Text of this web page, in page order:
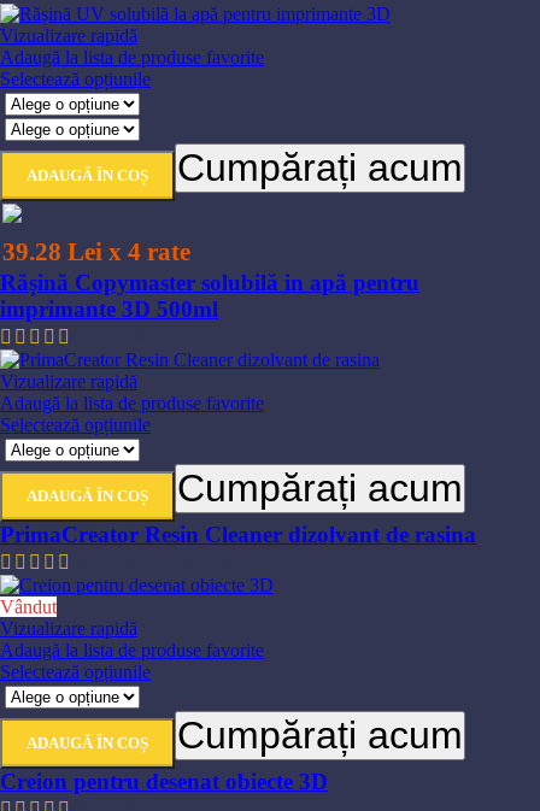
pagina
Vizualizare rapidă
Adaugă la lista de produse favorite
Selectează opțiunileAcest
mai
multe
variații.
Opțiunile
fi
alese
în
pagina
ADAUGĂ ÎN COȘ Cumpărați acum
39.28 Lei x 4 rate
Rășină Copymaster solubilă in apă pentru
imprimante 3D 500ml
Vizualizare rapidă
Adaugă la lista de produse favorite
Selectează opțiunileAcest
are
multe
variații.
fi
pagina
produsului.
ADAUGĂ ÎN COȘ Cumpărați acum
PrimaCreator Resin Cleaner dizolvant de rasina
de
prețuri:
până
la
Vândut
Vizualizare rapidă
Adaugă la lista de produse favorite
Selectează opțiunileAcest
are
multe
variații.
ADAUGĂ ÎN COȘ Cumpărați acum
Creion pentru desenat obiecte 3D